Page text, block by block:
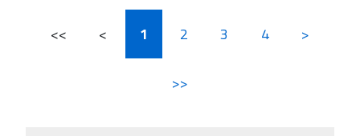
<< < 1 2 3 4 >
>>